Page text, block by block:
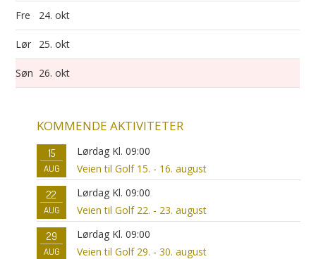
Fre 24. okt
Lør 25. okt
Søn 26. okt
KOMMENDE AKTIVITETER
15
AUG
Lørdag Kl. 09:00
Veien til Golf 15. - 16. august
22
AUG
Lørdag Kl. 09:00
Veien til Golf 22. - 23. august
29
AUG
Lørdag Kl. 09:00
Veien til Golf 29. - 30. august